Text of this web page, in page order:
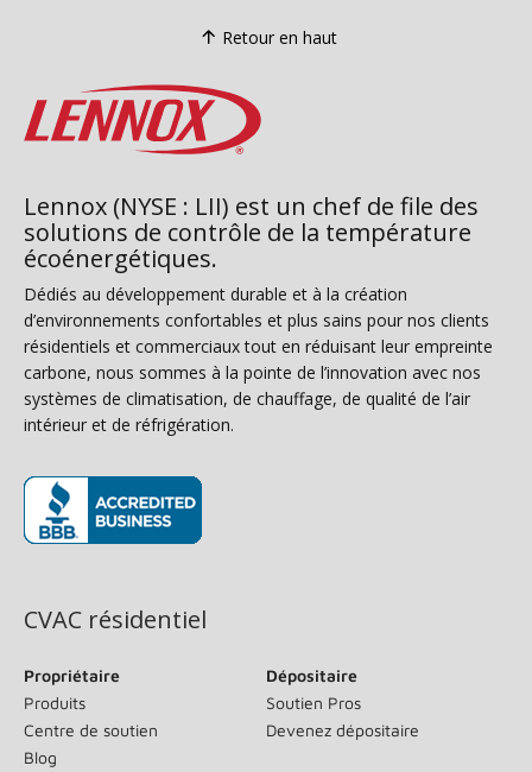
Retour en haut
Lennox (NYSE : LII) est un chef de file des
solutions de contrôle de la température
écoénergétiques.
Dédiés au développement durable et à la création
d’environnements confortables et plus sains pour nos clients
résidentiels et commerciaux tout en réduisant leur empreinte
carbone, nous sommes à la pointe de l’innovation avec nos
systèmes de climatisation, de chauffage, de qualité de l’air
intérieur et de réfrigération.
CVAC résidentiel
Propriétaire
Produits
Centre de soutien
Blog
Dépositaire
Soutien Pros
Devenez dépositaire